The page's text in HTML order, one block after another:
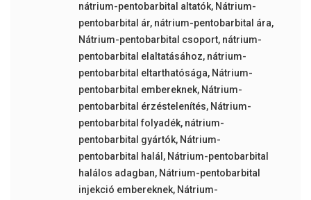
nátrium-pentobarbital altatók, Nátrium-
pentobarbital ár, nátrium-pentobarbital ára,
Nátrium-pentobarbital csoport, nátrium-
pentobarbital elaltatásához, nátrium-
pentobarbital eltarthatósága, Nátrium-
pentobarbital embereknek, Nátrium-
pentobarbital érzéstelenítés, Nátrium-
pentobarbital folyadék, nátrium-
pentobarbital gyártók, Nátrium-
pentobarbital halál , Nátrium-pentobarbital
halálos adagban, Nátrium-pentobarbital
injekció embereknek, Nátrium-